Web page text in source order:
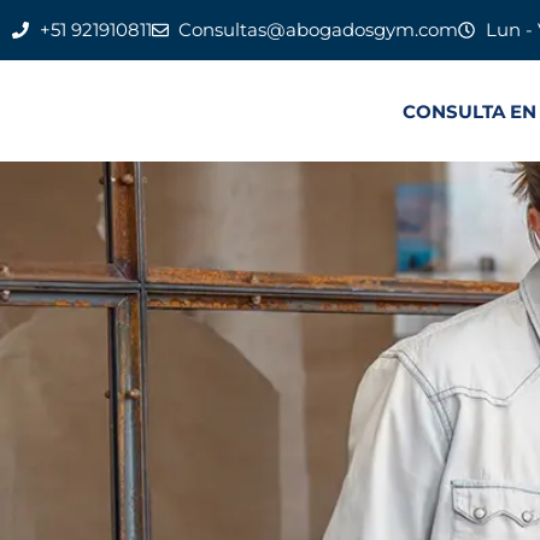
+51 921910811 Consultas@abogadosgym.com Lun -
CONSULTA